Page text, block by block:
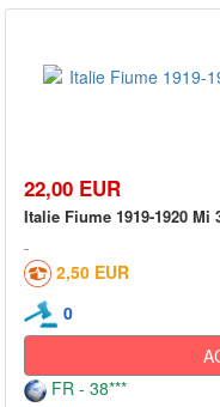
22,00 EUR
Italie Fiume 1919-1920 Mi
2,50 EUR
0
FR - 38***